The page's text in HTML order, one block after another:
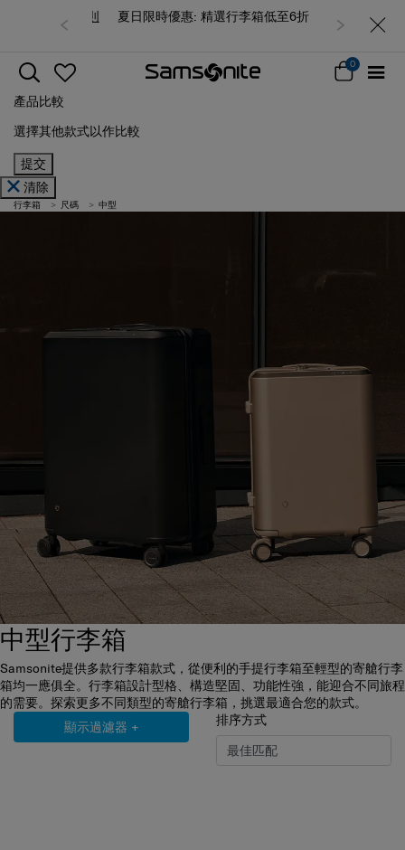
夏日限時優惠: 精選行李箱低至6折
產品比較
清除
行李箱
中型行李箱
Samsonite提供多款行李箱款式，從便利的手提行李箱至輕型的寄艙行李
箱均一應俱全。行李箱設計型格、構造堅固、功能性強，能迎合不同旅程
的需要。探索更多不同類型的寄艙行李箱，挑選最適合您的款式。
顯示過濾器 + 排序方式